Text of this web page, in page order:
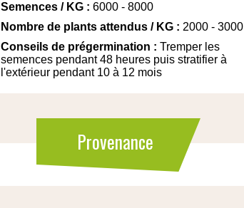
Semences / KG : 6000 - 8000
Nombre de plants attendus / KG : 2000 - 3000
Conseils de prégermination : Tremper les
semences pendant 48 heures puis stratifier à
l'extérieur pendant 10 à 12 mois
Provenance